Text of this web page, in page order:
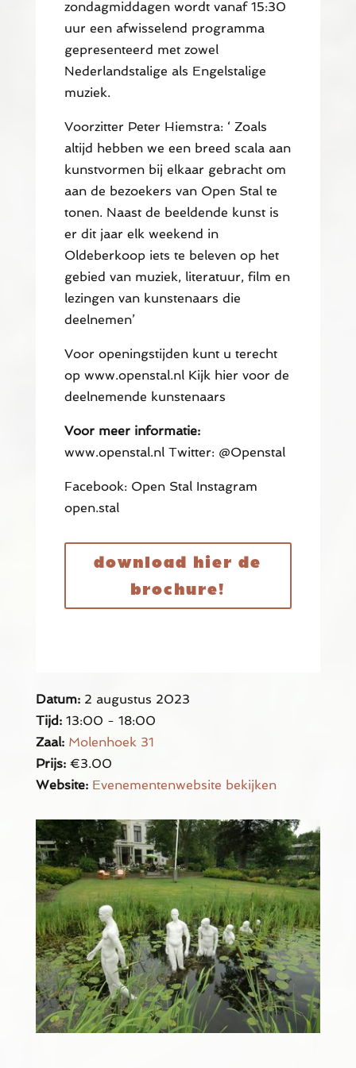
zondagmiddagen wordt vanaf 15:30
uur een afwisselend programma
gepresenteerd met zowel
Nederlandstalige als Engelstalige
muziek.
Voorzitter Peter Hiemstra: ‘ Zoals
altijd hebben we een breed scala aan
kunstvormen bij elkaar gebracht om
aan de bezoekers van Open Stal te
tonen. Naast de beeldende kunst is
er dit jaar elk weekend in
Oldeberkoop iets te beleven op het
gebied van muziek, literatuur, film en
lezingen van kunstenaars die
deelnemen’
Voor openingstijden kunt u terecht
op www.openstal.nl Kijk hier voor de
deelnemende kunstenaars
Voor meer informatie:
www.openstal.nl Twitter: @Openstal
Facebook: Open Stal Instagram
open.stal
download hier de
brochure!
Datum: 2 augustus 2023
Tijd: 13:00 - 18:00
Zaal: Molenhoek 31
Prijs: €3.00
Website: Evenementenwebsite bekijken